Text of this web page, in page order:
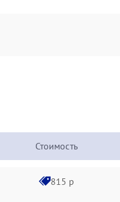
Стоимость
815 р